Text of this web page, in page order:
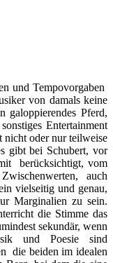
und Tempovorgaben
von damals keine
galoppierendes Pferd,
Entertainment
nicht oder nur teilweise
gibt bei Schubert, vor
berücksichtigt, vom
auch
vielseitig und genau,
Marginalien zu sein.
die Stimme das
sekundär, wenn
und Poesie sind
die beiden im idealen